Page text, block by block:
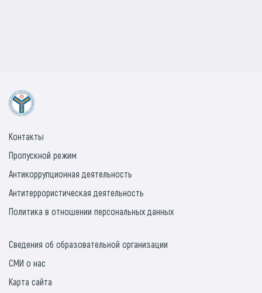
Контакты
Пропускной режим
Антикоррупционная деятельность
Антитеррористическая деятельность
Политика в отношении персональных данных
Сведения об образовательной организации
СМИ о нас
Карта сайта